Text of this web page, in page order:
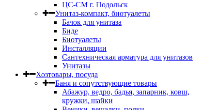
ЦС-СМ г. Подольск
Унитаз-компакт, биотуалеты
Бачок для унитаза
Биде
Биотуалеты
Инсталляции
Сантехническая арматура для унитазов
Унитазы
Хозтовары, посуда
Баня и сопутствующие товары
Абажур, ведро, бадья, запарник, ковш,
кружки, шайки